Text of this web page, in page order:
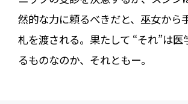
然的な力に頼るべきだと、巫女から
札を渡される。果たして “それ”は医
るものなのか、それともー。